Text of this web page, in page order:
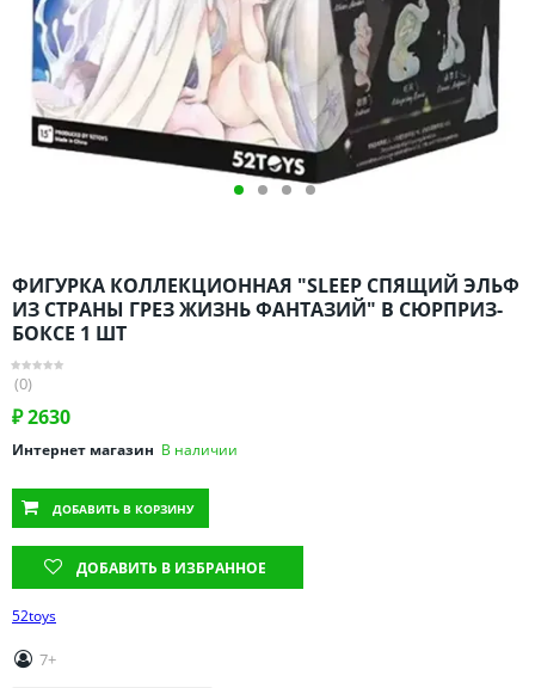
Оренбургская область
Пензенская область
Пермский край
Ростовская область
Саратовская область
Свердловская область
Смоленская область
Тверская область
Тюменская область
Удмуртия
ФИГУРКА КОЛЛЕКЦИОННАЯ "SLEEP СПЯЩИЙ ЭЛЬФ
ИЗ СТРАНЫ ГРЕЗ ЖИЗНЬ ФАНТАЗИЙ" В СЮРПРИЗ-
БОКСЕ 1 ШТ
(0)
₽2630
Интернет магазин В наличии
ДОБАВИТЬ В КОРЗИНУ
ДОБАВИТЬ В ИЗБРАННОЕ
52toys
7+